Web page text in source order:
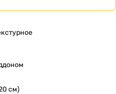
см)